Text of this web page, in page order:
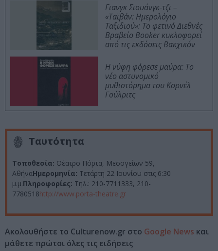
Γιανγκ Σιουάνγκ-τζι –
«Ταϊβάν: Ημερολόγιο
Ταξιδιού»: Το φετινό Διεθνές
Βραβείο Booker κυκλοφορεί
από τις εκδόσεις Βακχικόν
Η νύφη φόρεσε μαύρα: Το
νέο αστυνομικό
μυθιστόρημα του Κορνέλ
Γούλριτς
Ταυτότητα
Τοποθεσία: Θέατρο Πόρτα, Μεσογείων 59,
ΑθήναΗμερομηνία: Τετάρτη 22 Ιουνίου στις 6:30
μ.μ.Πληροφορίες: Τηλ.: 210-7711333, 210-
7780518http://www.porta-theatre.gr
Ακολουθήστε το Culturenow.gr στο Google News και
μάθετε πρώτοι όλες τις ειδήσεις